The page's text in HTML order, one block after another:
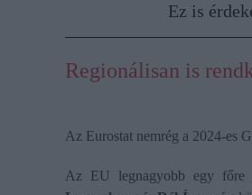
Ez is
Regionálisan is
Az Eurostat nemrég a 2024-es
Az EU legnagyobb egy főre